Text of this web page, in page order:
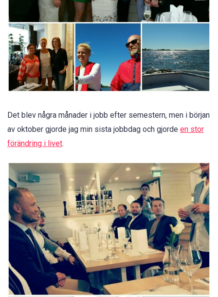
Det blev några månader i jobb efter semestern, men i början
av oktober gjorde jag min sista jobbdag och gjorde en stor
förändring i livet.